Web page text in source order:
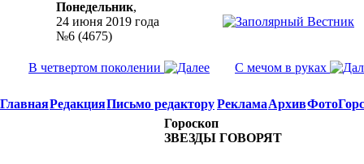
Понедельник,
24 июня 2019 года
№6 (4675)
В четвертом поколении С мечом в руках
ГлавнаяРедакцияПисьмо редакторуРекламаАрхивФото
Гороскоп
ЗВЕЗДЫ ГОВОРЯТ